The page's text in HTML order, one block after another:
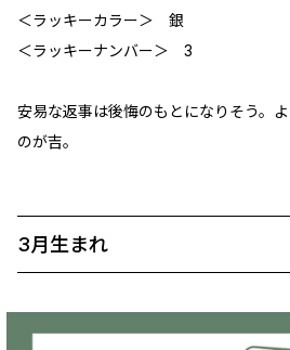
＜ラッキーカラー＞ 銀
＜ラッキーナンバー＞ 3
安易な返事は後悔のもとになりそう。
のが吉。
3月生まれ